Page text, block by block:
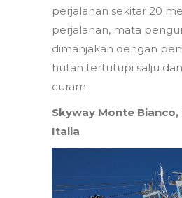
perjalanan sekitar 20
perjalanan, mata
dimanjakan dengan
hutan tertutupi salju
curam.
Skyway Monte
Italia